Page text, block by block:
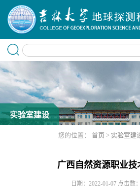
实验室建设
您的位置： 首页 > 实验室建
广西自然资源职业技
日期：2022-01-07 点击数：